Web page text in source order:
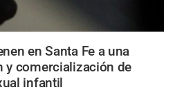
en Santa Fe a una
y comercialización de
infantil